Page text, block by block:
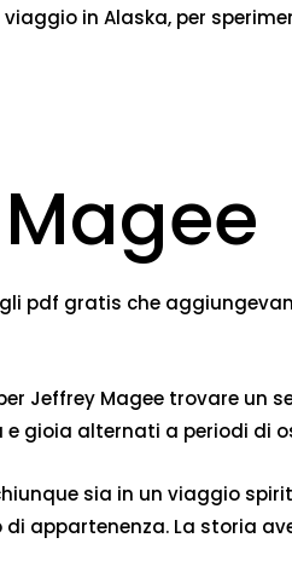
in Alaska, per
pdf gratis che
Jeffrey Magee trovare un
e gioia alternati a periodi di
sia in un viaggio
appartenenza. La storia